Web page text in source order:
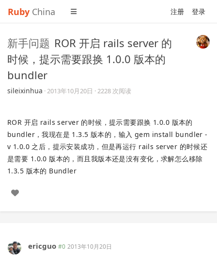
Ruby China 注册 登录
新手问题 ROR 开启 rails server 的
时候，提示需要跟换 1.0.0 版本的
bundler
sileixinhua ·2013年10月20日 · 2228 次阅读
ROR 开启 rails server 的时候，提示需要跟换 1.0.0 版本的
bundler，我现在是 1.3.5 版本的，输入 gem install bundler -
v 1.0.0 之后，提示安装成功，但是再运行 rails server 的时候还
是需要 1.0.0 版本的，而且我版本还是没有变化，求解怎么移除
1.3.5 版本的 Bundler
ericguo #0 2013年10月20日